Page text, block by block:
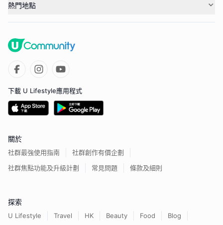
熱門地點
下載 U Lifestyle應用程式
關於
社群最強使用指南
社群創作有價企劃
社群焦點功能及升級計劃
常見問題 條款及細則
探索
U Lifestyle Travel HK Beauty Food Blog